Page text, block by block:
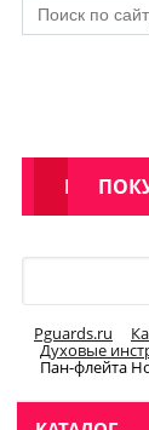
АКЦИИ
Pguards.ru
Духовые
Пан-флейта